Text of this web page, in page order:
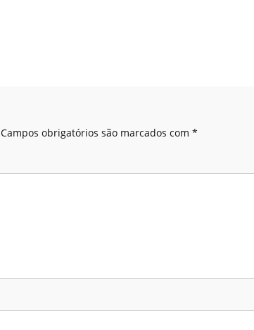
Campos obrigatórios são marcados com *